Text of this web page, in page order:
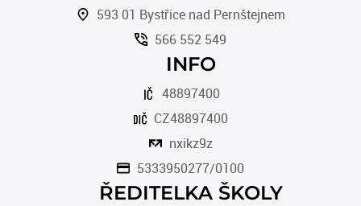
593 01 Bystřice nad Pernštejnem
566 552 549
INFO
48897400
CZ48897400
nxikz9z
5333950277/0100
ŘEDITELKA ŠKOLY